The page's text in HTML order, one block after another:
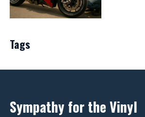
Tags
Sympathy for the Vinyl